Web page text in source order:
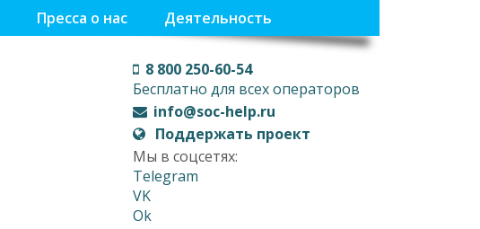
Пресса о нас Деятельность
8 800 250-60-54
Бесплатно для всех операторов
info@soc-help.ru
Поддержать проект
Мы в соцсетях:
Telegram
VK
Ok